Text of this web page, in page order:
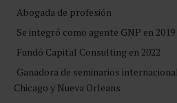
Abogada de profesión
Se integró como agente GNP en 2019
Fundó Capital Consulting en 2022
Ganadora de seminarios
Chicago y Nueva Orleans